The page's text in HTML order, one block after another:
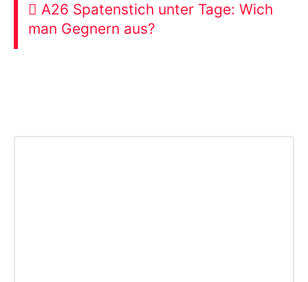
🪏 A26 Spatenstich unter Tage: Wich
man Gegnern aus?